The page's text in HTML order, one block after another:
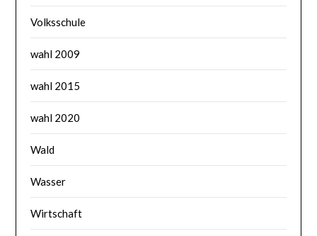
Volksschule
wahl 2009
wahl 2015
wahl 2020
Wald
Wasser
Wirtschaft